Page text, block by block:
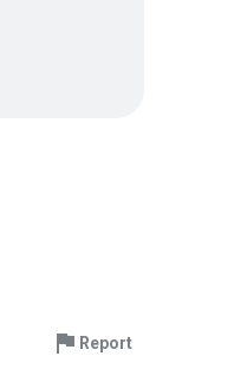
Report